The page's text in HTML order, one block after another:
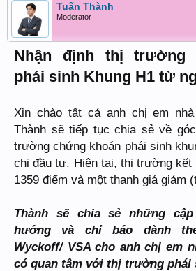
Tuấn Thành
Moderator
Nhận định thị trường
phái sinh Khung H1 từ
Xin chào tất cả anh chị em
Thành sẽ tiếp tục chia sẻ về
trường chứng khoán phái sinh
chị đầu tư. Hiện tại, thị trường kết
1359 điểm và một thanh giá giảm
Thành sẽ chia sẻ những
hướng và chỉ báo dành
Wyckoff/ VSA cho anh chị em
có quan tâm với thị trường phái